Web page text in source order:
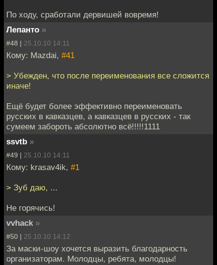
По ходу, сработали дервишей вовремя!
Лепанто »
#48 | 25.10.10 14:11
Кому: Mazdai, #41
> Убежден, что после переименования все сложится
иначе!
Ещё будет более эффективно переименовать
русских в кавказцев, а кавказцев в русских - так
сумеем забороть абсолютно всё!!!!!1111
ssvtb »
#49 | 25.10.10 14:11
Кому: krasav4ik, #1
> Зуб даю, ...
Не горячись!
vvhack »
#50 | 25.10.10 14:12
За маски-шоу хочется выразить благодарность
организаторам. Молодцы, ребята, молодцы!